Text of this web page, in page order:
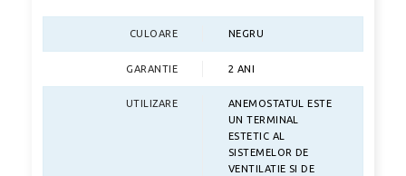
CULOARE NEGRU
GARANTIE 2 ANI
UTILIZARE
ANEMOSTATUL ESTE
UN TERMINAL
ESTETIC AL
SISTEMELOR DE
VENTILATIE SI DE